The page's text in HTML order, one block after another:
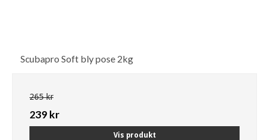
Scubapro Soft bly pose 2kg
265 kr
239 kr
Vis produkt